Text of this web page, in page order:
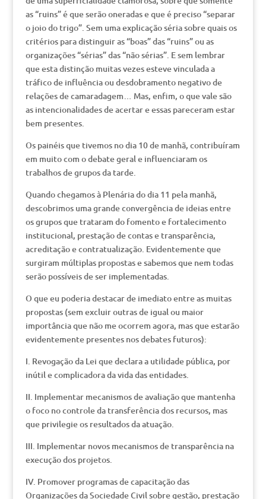
as “ruins” é que serão oneradas e que é preciso “separar
o joio do trigo”. Sem uma explicação séria sobre quais os
critérios para distinguir as “boas” das “ruins” ou as
organizações “sérias” das “não sérias”. E sem lembrar
que esta distinção muitas vezes esteve vinculada a
tráfico de influência ou desdobramento negativo de
relações de camaradagem… Mas, enfim, o que vale são
as intencionalidades de acertar e essas pareceram estar
bem presentes.
Os painéis que tivemos no dia 10 de manhã, contribuíram
em muito com o debate geral e influenciaram os
trabalhos de grupos da tarde.
Quando chegamos à Plenária do dia 11 pela manhã,
descobrimos uma grande convergência de ideias entre
os grupos que trataram do fomento e fortalecimento
institucional, prestação de contas e transparência,
acreditação e contratualização. Evidentemente que
surgiram múltiplas propostas e sabemos que nem todas
serão possíveis de ser implementadas.
O que eu poderia destacar de imediato entre as muitas
propostas (sem excluir outras de igual ou maior
importância que não me ocorrem agora, mas que estarão
evidentemente presentes nos debates futuros):
I. Revogação da Lei que declara a utilidade pública, por
inútil e complicadora da vida das entidades.
II. Implementar mecanismos de avaliação que mantenha
o foco no controle da transferência dos recursos, mas
que privilegie os resultados da atuação.
III. Implementar novos mecanismos de transparência na
execução dos projetos.
IV. Promover programas de capacitação das
Organizações da Sociedade Civil sobre gestão, prestação